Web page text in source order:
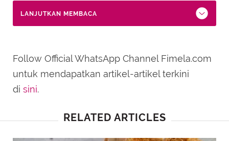
LANJUTKAN MEMBACA
Follow Official WhatsApp Channel Fimela.com
untuk mendapatkan artikel-artikel terkini
di sini.
RELATED ARTICLES